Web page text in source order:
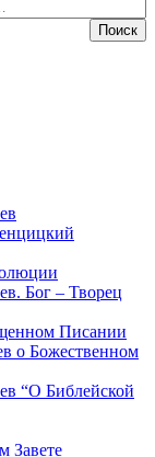
Бог – Творец
Писании
о Божественном
“О Библейской
Завете